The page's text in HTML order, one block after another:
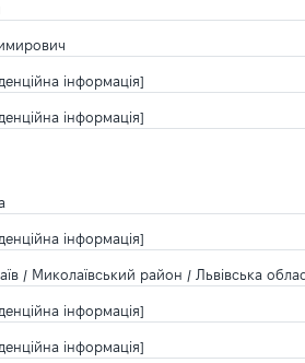
інформація]
інформація]
інформація]
/ Миколаївський район / Львівська
інформація]
інформація]